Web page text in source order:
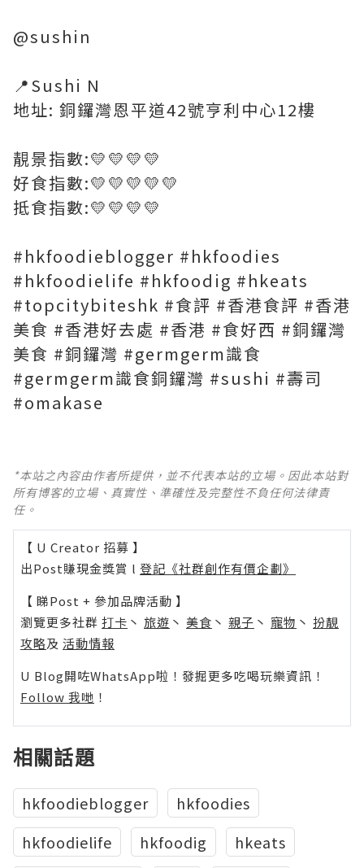
@sushin
📍Sushi N
地址: 銅鑼灣恩平道42號亨利中心12樓
靚景指數:💛💛💛💛
好食指數:💛💛💛💛💛
抵食指數:💛💛💛💛
#hkfoodieblogger #hkfoodies
#hkfoodielife #hkfoodig #hkeats
#topcitybiteshk #食評 #香港食評 #香港
美食 #香港好去處 #香港 #食好西 #銅鑼灣
美食 #銅鑼灣 #germgerm識食
#germgerm識食銅鑼灣 #sushi #壽司
#omakase
*本站之內容由作者所提供，並不代表本站的立場。因此本站對
所有博客的立場、真實性、準確性及完整性不負任何法律責
任。
【 U Creator 招募 】
出Post賺現金獎賞 l 登記《社群創作有價企劃》
【 睇Post + 參加品牌活動 】
瀏覽更多社群 打卡 丶 旅遊 丶 美食 丶 親子 丶 寵物 丶 扮靚
攻略及 活動情報
U Blog開咗WhatsApp啦！發掘更多吃喝玩樂資訊！
Follow 我哋 ！
相關話題
hkfoodieblogger
hkfoodies
hkfoodielife
hkfoodig hkeats